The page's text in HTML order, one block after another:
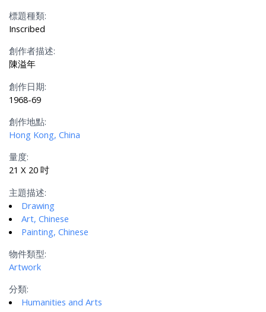
標題種類:
Inscribed
創作者描述:
陳溢年
創作日期:
1968-69
創作地點:
Hong Kong, China
量度:
21 X 20 吋
主題描述:
Drawing
Art, Chinese
Painting, Chinese
物件類型:
Artwork
分類:
Humanities and Arts